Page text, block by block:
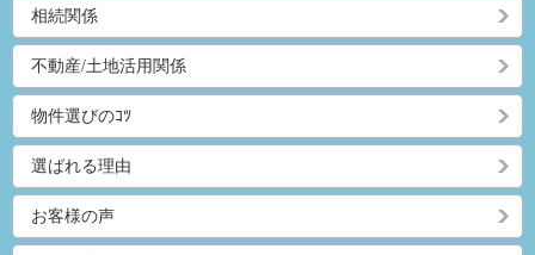
相続関係
不動産/土地活用関係
物件選びのｺﾂ
選ばれる理由
お客様の声